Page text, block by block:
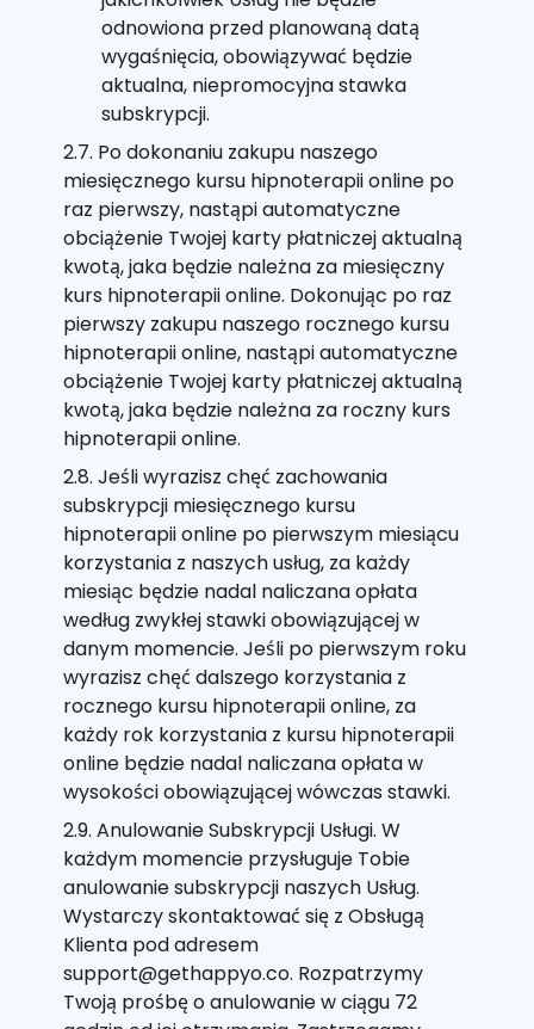
odnowiona przed planowaną datą
wygaśnięcia, obowiązywać będzie
aktualna, niepromocyjna stawka
subskrypcji.
2.7. Po dokonaniu zakupu naszego
miesięcznego kursu hipnoterapii online po
raz pierwszy, nastąpi automatyczne
obciążenie Twojej karty płatniczej aktualną
kwotą, jaka będzie należna za miesięczny
kurs hipnoterapii online. Dokonując po raz
pierwszy zakupu naszego rocznego kursu
hipnoterapii online, nastąpi automatyczne
obciążenie Twojej karty płatniczej aktualną
kwotą, jaka będzie należna za roczny kurs
hipnoterapii online.
2.8. Jeśli wyrazisz chęć zachowania
subskrypcji miesięcznego kursu
hipnoterapii online po pierwszym miesiącu
korzystania z naszych usług, za każdy
miesiąc będzie nadal naliczana opłata
według zwykłej stawki obowiązującej w
danym momencie. Jeśli po pierwszym roku
wyrazisz chęć dalszego korzystania z
rocznego kursu hipnoterapii online, za
każdy rok korzystania z kursu hipnoterapii
online będzie nadal naliczana opłata w
wysokości obowiązującej wówczas stawki.
2.9. Anulowanie Subskrypcji Usługi. W
każdym momencie przysługuje Tobie
anulowanie subskrypcji naszych Usług.
Wystarczy skontaktować się z Obsługą
Klienta pod adresem
support@gethappyo.co. Rozpatrzymy
Twoją prośbę o anulowanie w ciągu 72